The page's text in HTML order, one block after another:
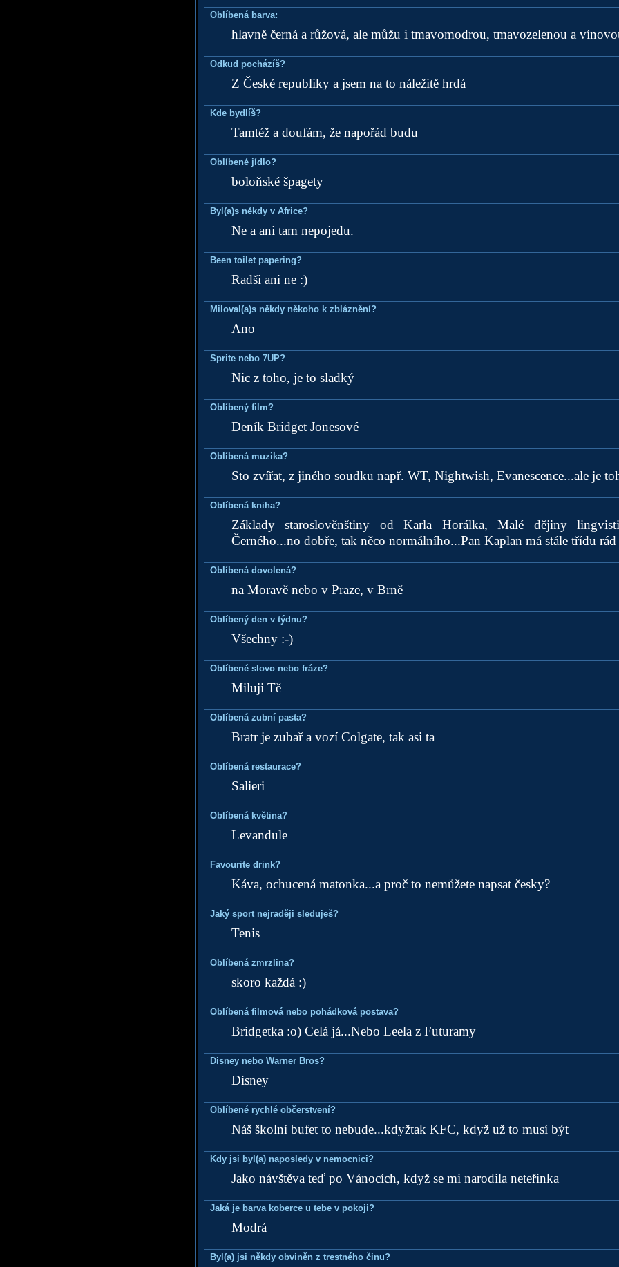
Oblíbená barva:
hlavně černá a růžová, ale můžu i tmavomodrou, tmavozelenou a
Odkud pocházíš?
Z České republiky a jsem na to náležitě hrdá
Kde bydlíš?
Tamtéž a doufám, že napořád budu
Oblíbené jídlo?
boloňské špagety
Byl(a)s někdy v Africe?
Ne a ani tam nepojedu.
Been toilet papering?
Radši ani ne :)
Miloval(a)s někdy někoho k zbláznění?
Ano
Sprite nebo 7UP?
Nic z toho, je to sladký
Oblíbený film?
Deník Bridget Jonesové
Oblíbená muzika?
Sto zvířat, z jiného soudku např. WT, Nightwish, Evanescence...ale je
Oblíbená kniha?
Základy staroslověnštiny od Karla Horálka, Malé dějiny
Černého...no dobře, tak něco normálního...Pan Kaplan má stále třídu rád
Oblíbená dovolená?
na Moravě nebo v Praze, v Brně
Oblíbený den v týdnu?
Všechny :-)
Oblíbené slovo nebo fráze?
Miluji Tě
Oblíbená zubní pasta?
Bratr je zubař a vozí Colgate, tak asi ta
Oblíbená restaurace?
Salieri
Oblíbená květina?
Levandule
Favourite drink?
Káva, ochucená matonka...a proč to nemůžete napsat česky?
Jaký sport nejraději sleduješ?
Tenis
Oblíbená zmrzlina?
skoro každá :)
Oblíbená filmová nebo pohádková postava?
Bridgetka :o) Celá já...Nebo Leela z Futuramy
Disney nebo Warner Bros?
Disney
Oblíbené rychlé občerstvení?
Náš školní bufet to nebude...kdyžtak KFC, když už to musí být
Kdy jsi byl(a) naposledy v nemocnici?
Jako návštěva teď po Vánocích, když se mi narodila neteřinka
Jaká je barva koberce u tebe v pokoji?
Modrá
Byl(a) jsi někdy obviněn z trestného činu?